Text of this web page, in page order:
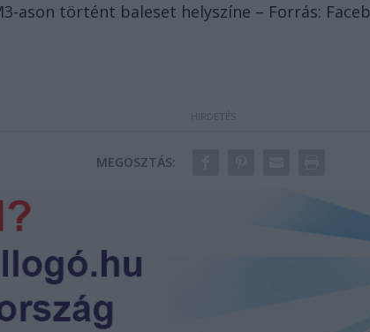
ason történt baleset helyszíne – Forrás:
MEGOSZTÁS: